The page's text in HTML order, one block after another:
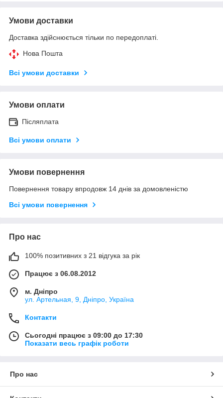
Умови доставки
Доставка здійснюється тільки по передоплаті.
Нова Пошта
Всі умови доставки
Умови оплати
Післяплата
Всі умови оплати
Умови повернення
Повернення товару впродовж 14 днів за домовленістю
Всі умови повернення
Про нас
100% позитивних з 21 відгука за рік
Працює з 06.08.2012
м. Дніпро
ул. Артельная, 9, Дніпро, Україна
Контакти
Сьогодні працює з 09:00 до 17:30
Показати весь графік роботи
Про нас